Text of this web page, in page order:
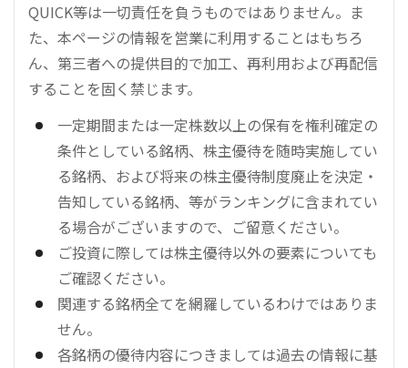
QUICK等は一切責任を負うものではありません。ま
た、本ページの情報を営業に利用することはもちろ
ん、第三者への提供目的で加工、再利用および再配信
することを固く禁じます。
一定期間または一定株数以上の保有を権利確定の
条件としている銘柄、株主優待を随時実施してい
る銘柄、および将来の株主優待制度廃止を決定・
告知している銘柄、等がランキングに含まれてい
る場合がございますので、ご留意ください。
ご投資に際しては株主優待以外の要素についても
ご確認ください。
関連する銘柄全てを網羅しているわけではありま
せん。
各銘柄の優待内容につきましては過去の情報に基